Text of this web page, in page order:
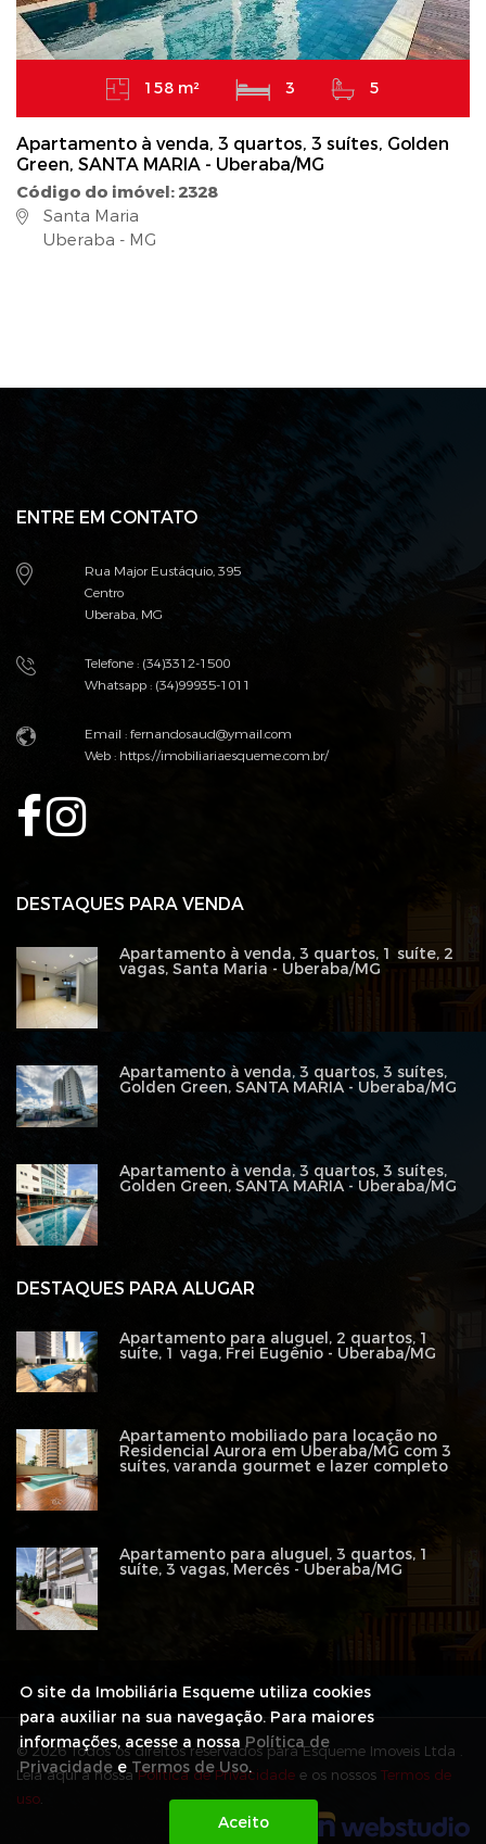
158 m² 3 5
Apartamento à venda, 3 quartos, 3 suítes, Golden
Green, SANTA MARIA - Uberaba/MG
Código do imóvel: 2328
Santa Maria
Uberaba - MG
ENTRE EM CONTATO
Rua Major Eustáquio, 395
Centro
Uberaba, MG
Telefone : (34)3312-1500
Whatsapp : (34)99935-1011
Email : fernandosaud@ymail.com
Web :https://imobiliariaesqueme.com.br/
DESTAQUES PARA ALUGAR
Apartamento para aluguel, 2 quartos, 1
suíte, 1 vaga, Frei Eugênio - Uberaba/MG
Apartamento mobiliado para locação no
Residencial Aurora em Uberaba/MG com 3
suítes, varanda gourmet e lazer completo
Apartamento para aluguel, 3 quartos, 1
suíte, 3 vagas, Mercês - Uberaba/MG
DESTAQUES PARA VENDA
Apartamento à venda, 3 quartos, 1 suíte, 2
vagas, Santa Maria - Uberaba/MG
Apartamento à venda, 3 quartos, 3 suítes,
Golden Green, SANTA MARIA - Uberaba/MG
Apartamento à venda, 3 quartos, 3 suítes,
Golden Green, SANTA MARIA - Uberaba/MG
© 2026 Todos os direitos reservados para Esqueme Imoveis Ltda .
Leia aqui a nossaPolítica de Privacidade e os nossos Termos de
uso.
O site da Imobiliária Esqueme utiliza cookies
para auxiliar na sua navegação. Para maiores
informações, acesse a nossa Política de
PrivacidadeeTermos de Uso.